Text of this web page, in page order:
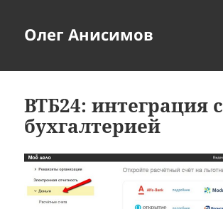
Олег Анисимов
ВТБ24: интеграция с
бухгалтерией